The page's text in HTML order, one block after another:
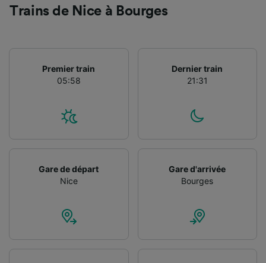
Trains de Nice à Bourges
Premier train
05:58
Dernier train
21:31
Gare de départ
Nice
Gare d'arrivée
Bourges
Utiliser des données de géolocalisation
précises. Analyser activement les
l’identification. Stocker et/ou accéder à des
contenu personnalisés, mesure de
performance des publicités et du contenu,
Liste de nos partenaires (fournisseurs)